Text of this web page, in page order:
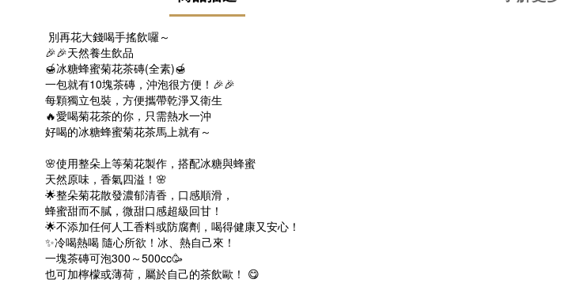
別再花大錢喝手搖飲囉～
🎉🎉天然養生飲品
🍯冰糖蜂蜜菊花茶磚(全素)🍯
一包就有10塊茶磚，沖泡很方便！🎉🎉
每顆獨立包裝，方便攜帶乾淨又衛生
🔥愛喝菊花茶的你，只需熱水一沖
好喝的冰糖蜂蜜菊花茶馬上就有～
🌸使用整朵上等菊花製作，搭配冰糖與蜂蜜
天然原味，香氣四溢！🌸
🌟整朵菊花散發濃郁清香，口感順滑，
蜂蜜甜而不膩，微甜口感超級回甘！
🌟不添加任何人工香料或防腐劑，喝得健康又安心！
✨冷喝熱喝 隨心所欲！冰、熱自己來！
一塊茶磚可泡300～500cc🥳
也可加檸檬或薄荷，屬於自己的茶飲歐！ 😋